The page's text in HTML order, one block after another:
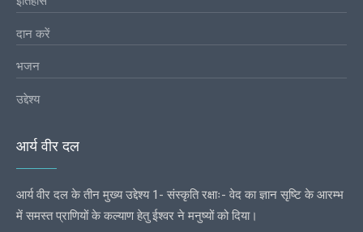
दान करें
भजन
उद्देश्य
आर्य वीर दल
आर्य वीर दल के तीन मुख्य उद्देश्य 1- संस्कृति रक्षाः- वेद का ज्ञान सृष्टि के आरम्भ
में समस्त प्राणियों के कल्याण हेतु ईश्वर ने मनुष्यों को दिया।